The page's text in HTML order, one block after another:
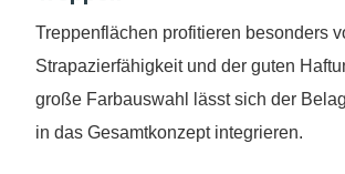
Treppenflächen profitieren besonders
Strapazierfähigkeit und der guten
große Farbauswahl lässt sich der
in das Gesamtkonzept integrieren.